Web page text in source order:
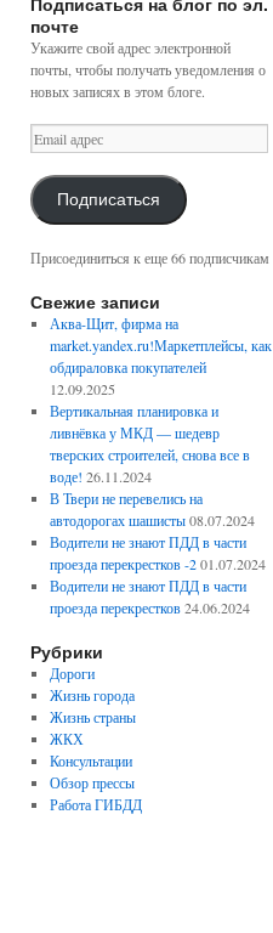
почте
Укажите свой адрес электронной
почты, чтобы получать уведомления о
новых записях в этом блоге.
Email
адрес
Подписаться
Присоединиться к еще 66 подписчикам
Свежие записи
Аква-Щит, фирма на
market.yandex.ru!Маркетплейсы, как
обдираловка покупателей
12.09.2025
Вертикальная планировка и
ливнёвка у МКД — шедевр
тверских строителей, снова все в
воде! 26.11.2024
В Твери не перевелись на
автодорогах шашисты 08.07.2024
Водители не знают ПДД в части
проезда перекрестков -2 01.07.2024
Водители не знают ПДД в части
проезда перекрестков 24.06.2024
Рубрики
Дороги
Жизнь города
Жизнь страны
ЖКХ
Консультации
Обзор прессы
Работа ГИБДД